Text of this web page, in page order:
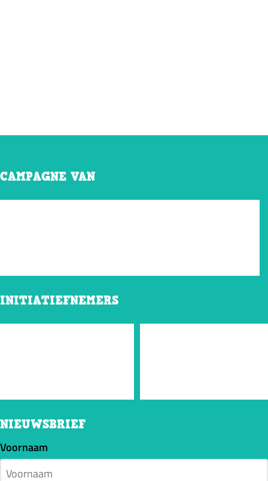
CAMPAGNE VAN
INITIATIEFNEMERS
NIEUWSBRIEF
Voornaam